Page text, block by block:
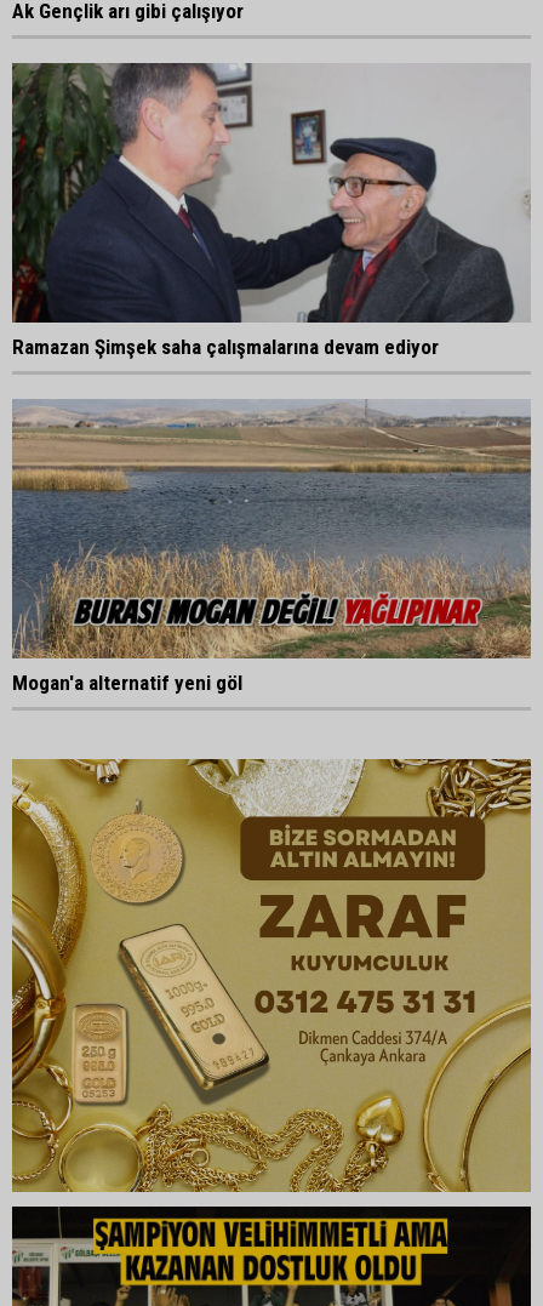
Ak Gençlik arı gibi çalışıyor
Ramazan Şimşek saha çalışmalarına devam ediyor
Mogan'a alternatif yeni göl